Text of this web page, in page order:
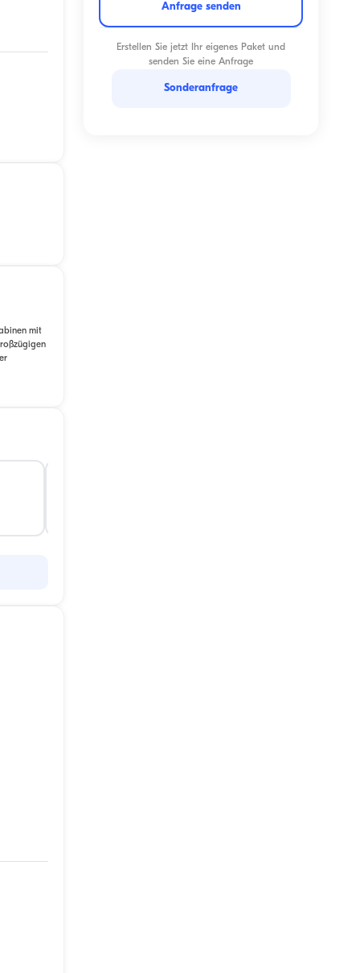
mit
Anfrage senden
Erstellen Sie jetzt Ihr eigenes Paket und
senden Sie eine Anfrage
Sonderanfrage